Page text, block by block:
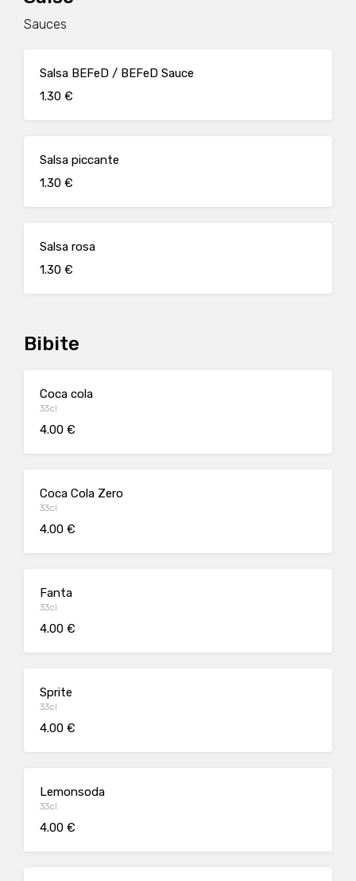
Sauces
Salsa BEFeD / BEFeD Sauce
1.30 €
Salsa piccante
1.30 €
Salsa rosa
1.30 €
Bibite
Coca cola
33cl
4.00 €
Coca Cola Zero
33cl
4.00 €
Fanta
33cl
4.00 €
Sprite
33cl
4.00 €
Lemonsoda
33cl
4.00 €